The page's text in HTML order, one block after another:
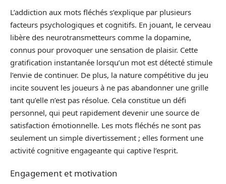
L’addiction aux mots fléchés s’explique par plusieurs
facteurs psychologiques et cognitifs. En jouant, le cerveau
libère des neurotransmetteurs comme la dopamine,
connus pour provoquer une sensation de plaisir. Cette
gratification instantanée lorsqu’un mot est détecté stimule
l’envie de continuer. De plus, la nature compétitive du jeu
incite souvent les joueurs à ne pas abandonner une grille
tant qu’elle n’est pas résolue. Cela constitue un défi
personnel, qui peut rapidement devenir une source de
satisfaction émotionnelle. Les mots fléchés ne sont pas
seulement un simple divertissement ; elles forment une
activité cognitive engageante qui captive l’esprit.
Engagement et motivation